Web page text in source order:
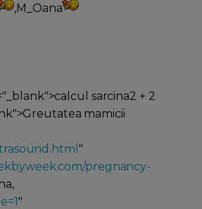
,M_Oana
sarcina2 + 2
mamicii
"
pregnancy-
"